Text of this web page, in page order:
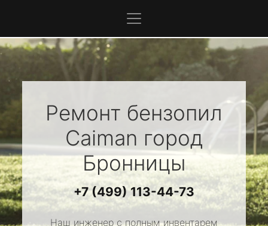
Ремонт бензопил
Caiman город
Бронницы
+7 (499) 113-44-73
Наш инженер с полным инвентарем